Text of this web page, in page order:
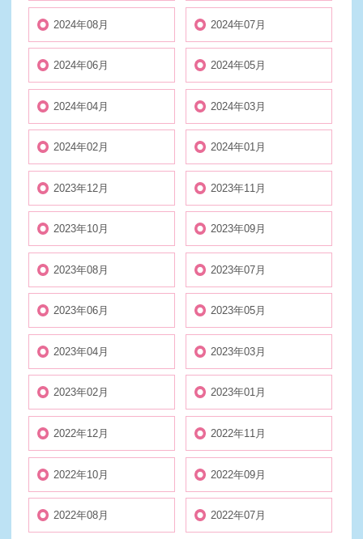
2024年08月 2024年07月
2024年06月 2024年05月
2024年04月 2024年03月
2024年02月 2024年01月
2023年12月 2023年11月
2023年10月 2023年09月
2023年08月 2023年07月
2023年06月 2023年05月
2023年04月 2023年03月
2023年02月 2023年01月
2022年12月 2022年11月
2022年10月 2022年09月
2022年08月 2022年07月